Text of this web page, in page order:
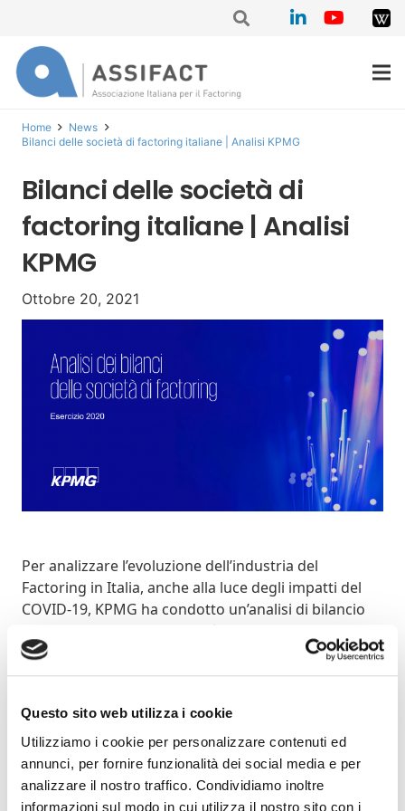
Questo sito web utilizza i cookie
Utilizziamo i cookie per personalizzare contenuti ed
annunci, per fornire funzionalità dei social media e per
analizzare il nostro traffico. Condividiamo inoltre
informazioni sul modo in cui utilizza il nostro sito con i
Home
News
Bilanci delle società di factoring italiane | Analisi KPMG
Bilanci delle società di
factoring italiane | Analisi
KPMG
Ottobre 20, 2021
Per analizzare l’evoluzione dell’industria del
Factoring in Italia, anche alla luce degli impatti del
COVID-19, KPMG ha condotto un’analisi di bilancio
su un campione di 33 società di Factoring italiane,
che rappresentano circa il 95% del mercato in
termini di turnover. La seconda edizione del paper
indicatori di bilancio del settore e delinea le
caratteristiche peculiari del mercato del Factoring
nel nostro Paese. Lo studio KPMG vuole essere uno
strumento operativo di dialogo con gli operatori del
settore per individuare le prospettive evolutive